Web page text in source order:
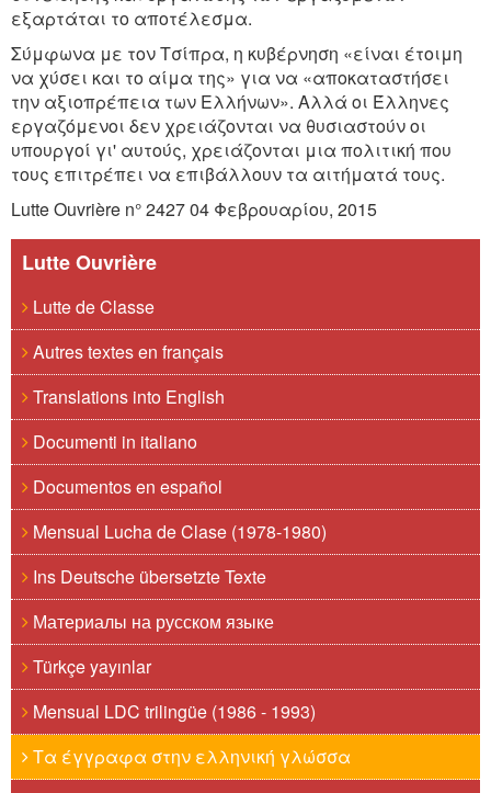
εξαρτάται το αποτέλεσμα.
Σύμφωνα με τον Τσίπρα, η κυβέρνηση «είναι έτοιμη
να χύσει και το αίμα της» για να «αποκαταστήσει
την αξιοπρέπεια των Ελλήνων». Αλλά οι Έλληνες
εργαζόμενοι δεν χρειάζονται να θυσιαστούν οι
υπουργοί γι' αυτούς, χρειάζονται μια πολιτική που
τους επιτρέπει να επιβάλλουν τα αιτήματά τους.
Lutte Ouvrière n° 2427 04 Φεβρουαρίου, 2015
Lutte Ouvrière
Lutte de Classe
Autres textes en français
Translations into English
Documenti in italiano
Documentos en español
Mensual Lucha de Clase (1978-1980)
Ins Deutsche übersetzte Texte
Материалы на русском языке
Türkçe yayınlar
Mensual LDC trilingüe (1986 - 1993)
Τα έγγραφα στην ελληνική γλώσσα